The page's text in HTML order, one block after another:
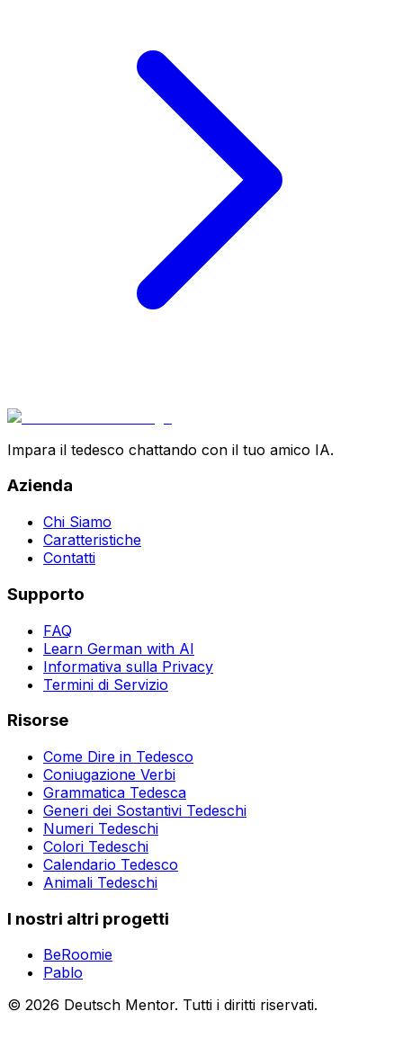
Impara il tedesco chattando con il tuo amico IA.
Azienda
Chi Siamo
Caratteristiche
Contatti
Supporto
FAQ
Learn German with AI
Informativa sulla Privacy
Termini di Servizio
Risorse
Come Dire in Tedesco
Coniugazione Verbi
Grammatica Tedesca
Generi dei Sostantivi Tedeschi
Numeri Tedeschi
Colori Tedeschi
Calendario Tedesco
Animali Tedeschi
I nostri altri progetti
BeRoomie
Pablo
© 2026 Deutsch Mentor. Tutti i diritti riservati.